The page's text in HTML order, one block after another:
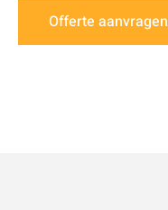
Offerte aanvragen